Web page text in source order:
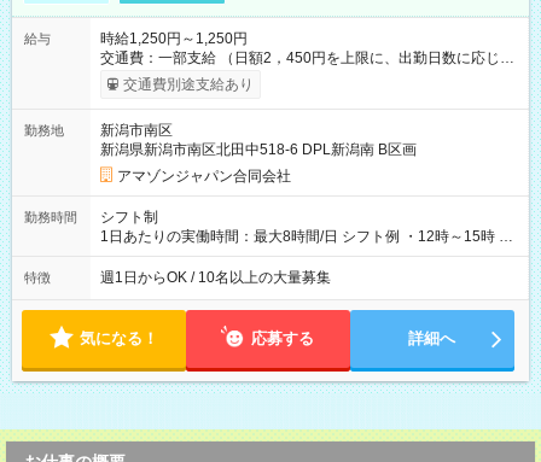
給与
時給1,250円～1,250円
交通費：一部支給 （日額2，450円を上限に、出勤日数に応じて
実費支給） ※22:00～翌5:00までは時給25%UP！ ■給与前払い
制度あり ※前払い額の上限あり、手数料無料（Amazon負担）
交通費別途支給あり
勤務地
新潟市南区
新潟県新潟市南区北田中518-6 DPL新潟南 B区画
アマゾンジャパン合同会社
勤務時間
シフト制
1日あたりの実働時間：最大8時間/日 シフト例 ・12時～15時 入
社後、就業可能シフトをご確認の上、申請してください。
特徴 週1日からOK / 10名以上の大量募集
気になる！ 応募する 詳細へ